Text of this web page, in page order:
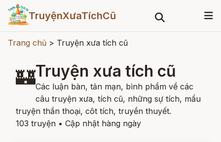
TruyệnXưaTíchCũ
Trang chủ > Truyện xưa tích cũ
🏰Truyện xưa tích cũ
Các luận bàn, tản mạn, bình phẩm về các
câu truyện xưa, tích cũ, những sự tích, mẩu
truyện thần thoại, côt tích, truyền thuyết.
103 truyện • Cập nhật hàng ngày